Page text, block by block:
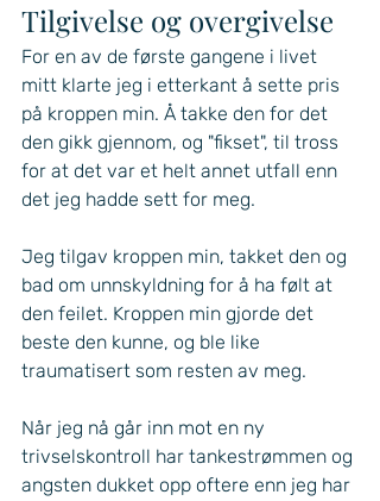
Tilgivelse og overgivelse
For en av de første gangene i livet
mitt klarte jeg i etterkant å sette pris
på kroppen min. Å takke den for det
den gikk gjennom, og "fikset", til tross
for at det var et helt annet utfall enn
det jeg hadde sett for meg.
Jeg tilgav kroppen min, takket den og
bad om unnskyldning for å ha følt at
den feilet. Kroppen min gjorde det
beste den kunne, og ble like
traumatisert som resten av meg.
Når jeg nå går inn mot en ny
trivselskontroll har tankestrømmen og
angsten dukket opp oftere enn jeg har